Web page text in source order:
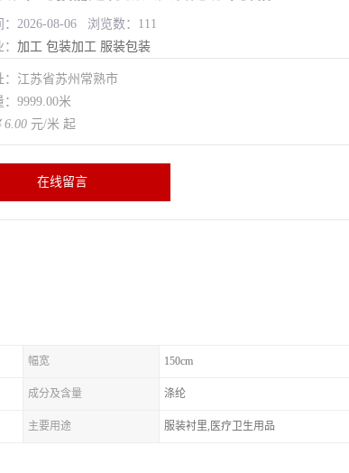
：2026-08-06 浏览数：111
加工 包装加工 服装包装
：江苏省苏州常熟市
9999.00米
6.00 元/米 起
在线留言
幅宽 150cm
成分及含量 涤纶
主要用途 服装衬里,医疗卫生用品